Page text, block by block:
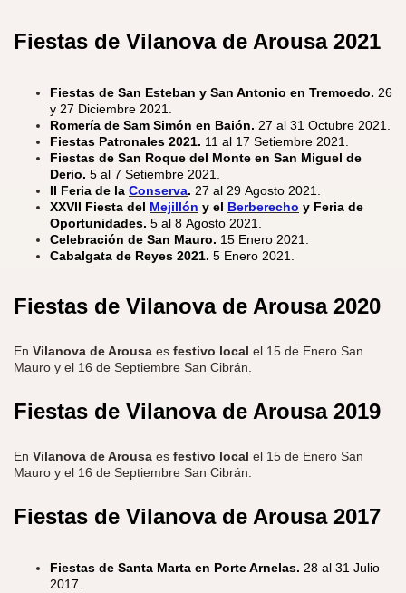
Fiestas de Vilanova de Arousa 2021
Fiestas de San Esteban y San Antonio en Tremoedo. 26
y 27 Diciembre 2021.
Romería de Sam Simón en Baión. 27 al 31 Octubre 2021.
Fiestas Patronales 2021. 11 al 17 Setiembre 2021.
Fiestas de San Roque del Monte en San Miguel de
Derio. 5 al 7 Setiembre 2021.
II Feria de la Conserva. 27 al 29 Agosto 2021.
XXVII Fiesta del Mejillón y el Berberecho y Feria de
Oportunidades. 5 al 8 Agosto 2021.
Celebración de San Mauro. 15 Enero 2021.
Cabalgata de Reyes 2021. 5 Enero 2021.
Fiestas de Vilanova de Arousa 2020
En Vilanova de Arousa es festivo local el 15 de Enero San
Mauro y el 16 de Septiembre San Cibrán.
Fiestas de Vilanova de Arousa 2019
En Vilanova de Arousa es festivo local el 15 de Enero San
Mauro y el 16 de Septiembre San Cibrán.
Fiestas de Vilanova de Arousa 2017
Fiestas de Santa Marta en Porte Arnelas. 28 al 31 Julio
2017.